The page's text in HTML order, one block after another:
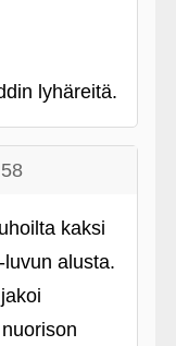
lyhäreitä.
kaksi
alusta.